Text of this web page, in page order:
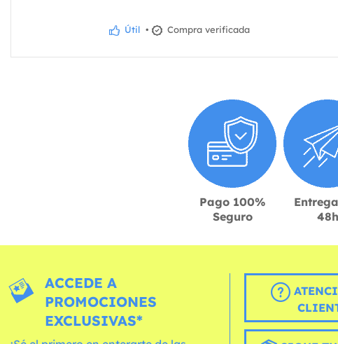
Útil • Compra verificada
Pago 100%
Seguro
48h
ACCEDE A
PROMOCIONES
EXCLUSIVAS*